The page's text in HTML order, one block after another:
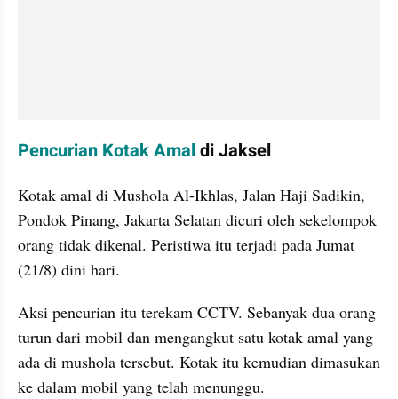
Pencurian Kotak Amal di Jaksel
Kotak amal di Mushola Al-Ikhlas, Jalan Haji Sadikin,
Pondok Pinang, Jakarta Selatan dicuri oleh sekelompok
orang tidak dikenal. Peristiwa itu terjadi pada Jumat
(21/8) dini hari.
Aksi pencurian itu terekam CCTV. Sebanyak dua orang
turun dari mobil dan mengangkut satu kotak amal yang
ada di mushola tersebut. Kotak itu kemudian dimasukan
ke dalam mobil yang telah menunggu.